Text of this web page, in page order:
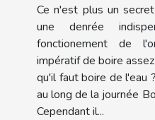
Ce n'est plus un
une denrée
fonctionement de
impératif de boire
qu'il faut boire de l'eau
au long de la journée
Cependant il...